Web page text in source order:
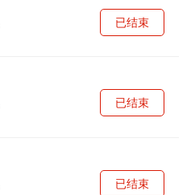
已结束
已结束
已结束